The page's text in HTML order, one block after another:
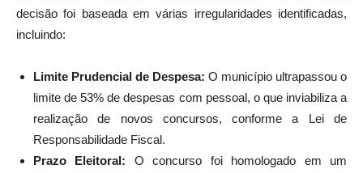
decisão foi baseada em várias irregularidades identificadas,
incluindo:
Limite Prudencial de Despesa: O município ultrapassou o
limite de 53% de despesas com pessoal, o que inviabiliza a
realização de novos concursos, conforme a Lei de
Responsabilidade Fiscal.
Prazo Eleitoral: O concurso foi homologado em um